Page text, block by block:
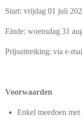
Start: vrijdag 01 juli
Einde: woensdag 31
Prijsuitreiking: via e-
Voorwaarden
Enkel meedoen